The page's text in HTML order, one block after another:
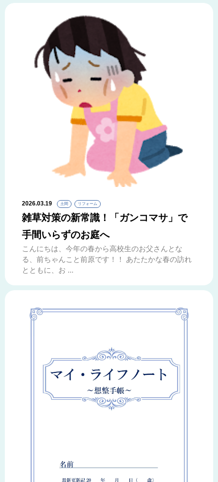
2026.03.19 土間 リフォーム
雑草対策の新常識！「ガンコマサ」で
手間いらずのお庭へ
こんにちは、今年の春から高校生のお父さんとな
る、前ちゃんこと前原です！！ あたたかな春の訪れ
とともに、お ...